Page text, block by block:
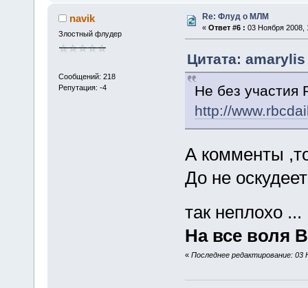
navik
Злостный флудер
Сообщений: 218
Репутация: -4
Re: Флуд о МЛМ
« Ответ #6 : 03 Ноября 2008,
Цитата:
Не без участия
http://
А комменты
До не
так неплохо
На все воля
« Последнее редактирование: 03